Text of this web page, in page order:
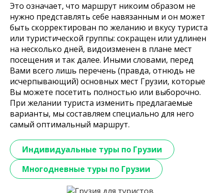
Это означает, что маршрут никоим образом не
нужно представлять себе навязанным и он может
быть скорректирован по желанию и вкусу туриста
или туристической группы: сокращен или удлинен
на несколько дней, видоизменен в плане мест
посещения и так далее. Иными словами, перед
Вами всего лишь перечень (правда, отнюдь не
исчерпывающий) основных мест Грузии, которые
Вы можете посетить полностью или выборочно.
При желании туриста изменить предлагаемые
варианты, мы составляем специально для него
самый оптимальный маршрут.
Индивидуальные туры по Грузии
Многодневные туры по Грузии